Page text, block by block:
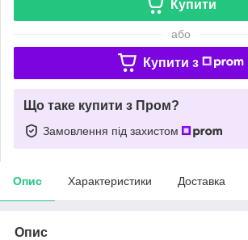
Купити
або
Купити з
Що таке купити з Пром?
Замовлення під захистом
Опис Характеристики Доставка
Опис